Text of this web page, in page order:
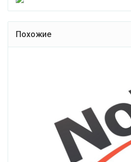
Похожие